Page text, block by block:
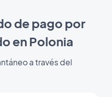
de pago por
en Polonia
a través del